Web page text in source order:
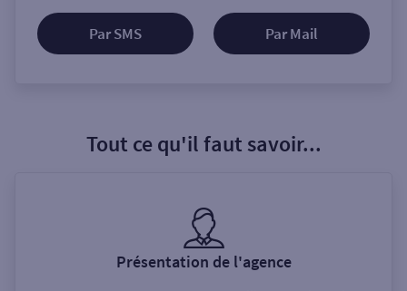
Par SMS Par Mail
Tout ce qu'il faut savoir...
Présentation de l'agence